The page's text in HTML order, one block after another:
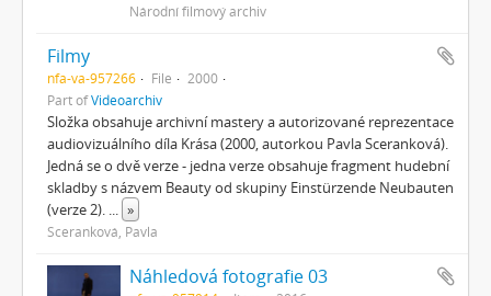
Národní filmový archiv
Filmy
nfa-va-957266 File
2000
Part ofVideoarchiv
Složka obsahuje archivní mastery a autorizované reprezentace
audiovizuálního díla Krása (2000, autorkou Pavla Sceranková).
Jedná se o dvě verze - jedna verze obsahuje fragment hudební
skladby s názvem Beauty od skupiny Einstürzende Neubauten
(verze 2). ... »
Sceranková, Pavla
Náhledová fotografie 03